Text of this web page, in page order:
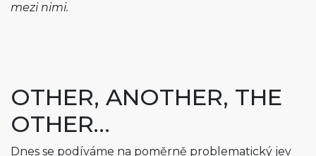
mezi nimi.
OTHER, ANOTHER, THE
OTHER…
Dnes se podíváme na poměrně problematický jev